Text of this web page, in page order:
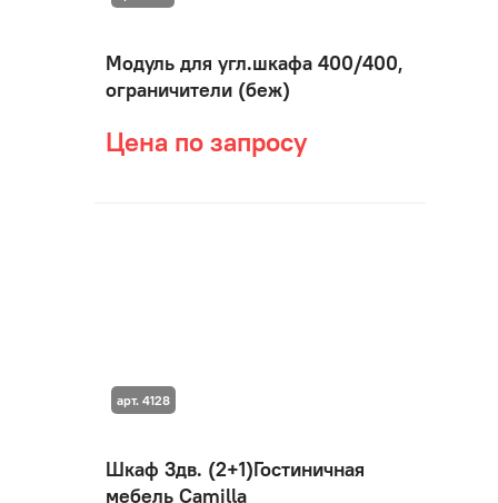
Модуль для угл.шкафа 400/400,
ограничители (беж)
Цена по запросу
Шкаф 3дв. (2+1)Гостиничная
мебель Camilla
арт. 4128